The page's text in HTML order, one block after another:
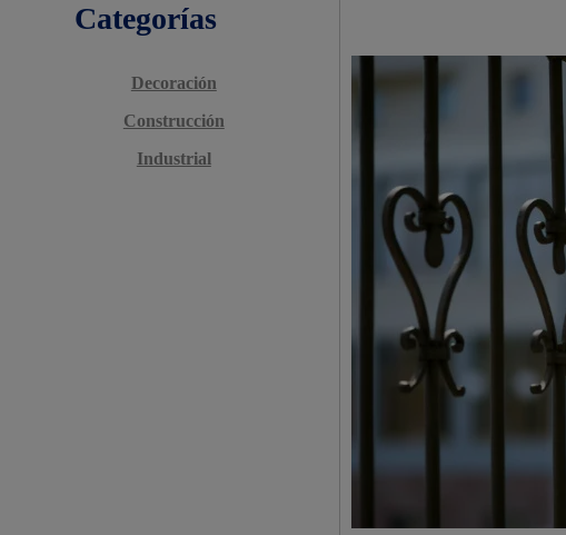
Categorías
Decoración
Construcción
Industrial